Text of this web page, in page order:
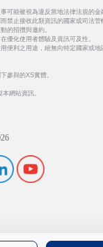
可能被視為違反當地法律法規的金
禁止接收此類資訊的國家或司法
的招攬與邀約。
優化使用者體驗及資訊可及性。
便利之用途，絕無向特定國家或地
參與的XS實體。
網站資訊。